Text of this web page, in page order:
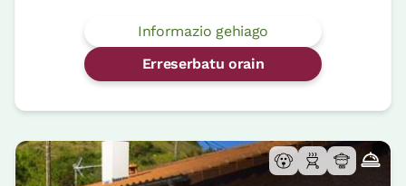
Informazio gehiago
Erreserbatu orain